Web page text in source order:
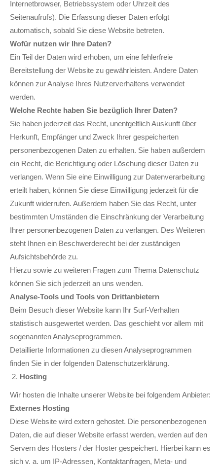
Internetbrowser, Betriebssystem oder Uhrzeit des
Seitenaufrufs). Die Erfassung dieser Daten erfolgt
automatisch, sobald Sie diese Website betreten.
Wofür nutzen wir Ihre Daten?
Ein Teil der Daten wird erhoben, um eine fehlerfreie
Bereitstellung der Website zu gewährleisten. Andere Daten
können zur Analyse Ihres Nutzerverhaltens verwendet
werden.
Welche Rechte haben Sie bezüglich Ihrer Daten?
Sie haben jederzeit das Recht, unentgeltlich Auskunft über
Herkunft, Empfänger und Zweck Ihrer gespeicherten
personenbezogenen Daten zu erhalten. Sie haben außerdem
ein Recht, die Berichtigung oder Löschung dieser Daten zu
verlangen. Wenn Sie eine Einwilligung zur Datenverarbeitung
erteilt haben, können Sie diese Einwilligung jederzeit für die
Zukunft widerrufen. Außerdem haben Sie das Recht, unter
bestimmten Umständen die Einschränkung der Verarbeitung
Ihrer personenbezogenen Daten zu verlangen. Des Weiteren
steht Ihnen ein Beschwerderecht bei der zuständigen
Aufsichtsbehörde zu.
Hierzu sowie zu weiteren Fragen zum Thema Datenschutz
können Sie sich jederzeit an uns wenden.
Analyse-Tools und Tools von Dritt­anbietern
Beim Besuch dieser Website kann Ihr Surf-Verhalten
statistisch ausgewertet werden. Das geschieht vor allem mit
sogenannten Analyseprogrammen.
Detaillierte Informationen zu diesen Analyseprogrammen
finden Sie in der folgenden Datenschutzerklärung.
Hosting
Wir hosten die Inhalte unserer Website bei folgendem Anbieter:
Externes Hosting
Diese Website wird extern gehostet. Die personenbezogenen
Daten, die auf dieser Website erfasst werden, werden auf den
Servern des Hosters / der Hoster gespeichert. Hierbei kann es
sich v. a. um IP-Adressen, Kontaktanfragen, Meta- und